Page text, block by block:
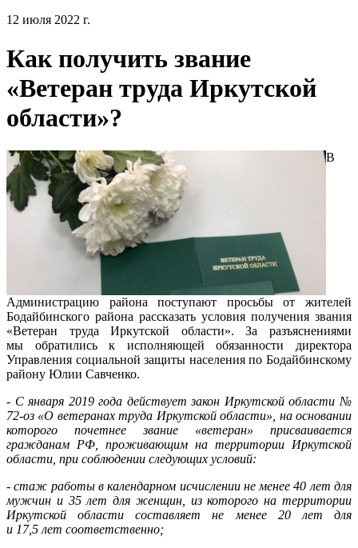
12 июля 2022 г.
Как получить звание
«Ветеран труда Иркутской
области»?
В
Администрацию района поступают просьбы от жителей
Бодайбинского района рассказать условия получения звания
«Ветеран труда Иркутской области». За разъяснениями
мы обратились к исполняющей обязанности директора
Управления социальной защиты населения по Бодайбинскому
району Юлии Савченко.
- С января 2019 года действует закон Иркутской области №
72-оз «О ветеранах труда Иркутской области», на основании
которого почетнее звание «ветеран» присваивается
гражданам РФ, проживающим на территории Иркутской
области, при соблюдении следующих условий:
- стаж работы в календарном исчислении не менее 40 лет для
мужчин и 35 лет для женщин, из которого на территории
Иркутской области составляет не менее 20 лет для
и 17,5 лет соответственно;